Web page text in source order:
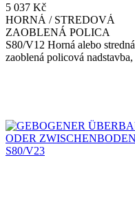
5 037 Kč
HORNÁ / STREDOVÁ
ZAOBLENÁ POLICA
S80/V12 Horná alebo stredná
zaoblená policová nadstavba,